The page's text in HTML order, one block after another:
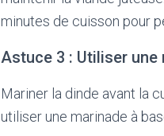
minutes de cuisson pour
Astuce 3 : Utiliser une
Mariner la dinde avant la
utiliser une marinade à